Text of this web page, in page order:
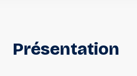
Présentation